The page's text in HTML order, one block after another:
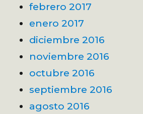
febrero 2017
enero 2017
diciembre 2016
noviembre 2016
octubre 2016
septiembre 2016
agosto 2016